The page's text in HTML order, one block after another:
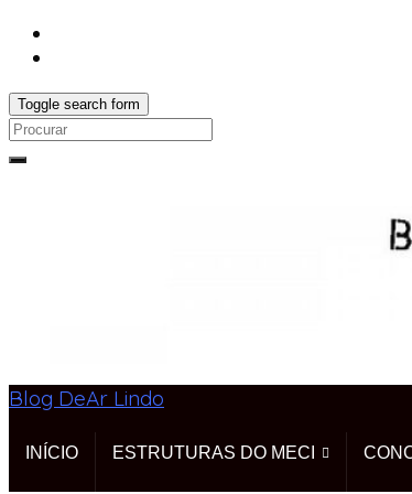
Toggle search form
Search
Blog DeAr Lindo
INÍCIO ESTRUTURAS DO MECI